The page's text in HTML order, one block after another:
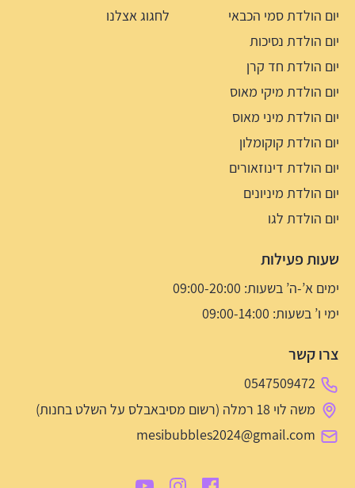
יום הולדת סמי הכבאי
יום הולדת נסיכות
יום הולדת חד קרן
יום הולדת מיקי מאוס
יום הולדת מיני מאוס
יום הולדת קוקומלון
יום הולדת דינוזאורים
יום הולדת מיניונים
יום הולדת לגו
לחגוג אצלנו
שעות פעילות
ימים א’-ה’ בשעות: 09:00-20:00
ימי ו’ בשעות: 09:00-14:00
צרו קשר
0547509472
משה לוי 18 רמלה (רשום מסיבאבלס על השלט בחנות)
mesibubbles2024@gmail.com